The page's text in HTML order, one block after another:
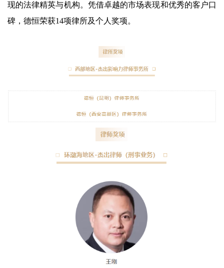
现的法律精英与机构。凭借卓越的市场表现和优秀的客户口
碑，德恒荣获14项律所及个人奖项。